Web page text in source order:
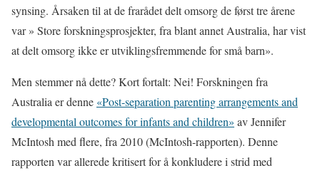
synsing. Årsaken til at de frarådet delt omsorg de først tre årene
var » Store forskningsprosjekter, fra blant annet Australia, har vist
at delt omsorg ikke er utviklingsfremmende for små barn».
Men stemmer nå dette? Kort fortalt: Nei! Forskningen fra
Australia er denne «Post-separation parenting arrangements and
developmental outcomes for infants and children» av Jennifer
McIntosh med flere, fra 2010 (McIntosh-rapporten). Denne
rapporten var allerede kritisert for å konkludere i strid med